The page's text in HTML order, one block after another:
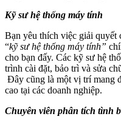
Kỹ sư hệ thống máy tính
Bạn yêu thích việc giải quyết
“kỹ sư hệ thống máy tính”
cho bạn đấy. Các kỹ sư hệ
trình cài đặt, bảo trì và sửa
Đây cũng là một vị trí mang
cao tại các doanh nghiệp.
Chuyên viên phân tích tình